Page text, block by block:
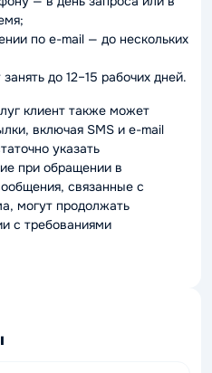
по e-mail — до нескольких
до 12–15 рабочих дней.
клиент также может
включая SMS и e-mail
указать
при обращении в
связанные с
могут продолжать
с требованиями